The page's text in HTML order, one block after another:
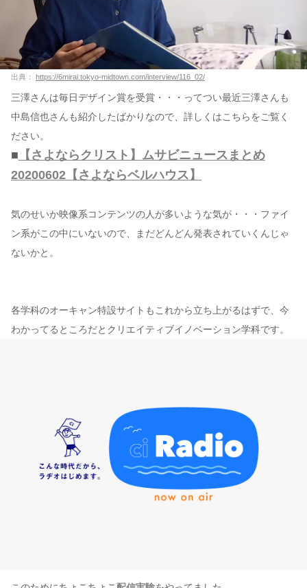
出典： https://6mirai.tokyo-midtown.com/interview/116_02/
三澤さんは毎日デザイン賞を受賞・・・ってつい最近三澤さんも
中島信也さんも紹介したばかりなので、詳しくはこちらをご覧く
ださい。
■ 【さよならクリスト】ムサビニュースまとめ
20200602【さよならベルハウス】
気のせいか映像系コンテンツの人が多いような気が・・・ファイ
ン系がこの中にいないので、まだどんどん発表されていくんじゃ
ないかと。
各学科のオーキャン特設サイトもこれから立ち上がるはずで、今
わかってるところだとクリエイティブイノベーション学科です。